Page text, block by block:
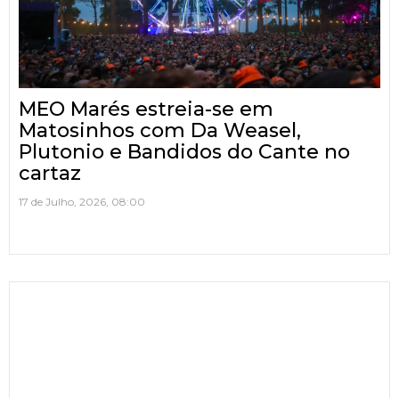
MEO Marés estreia-se em
Matosinhos com Da Weasel,
Plutonio e Bandidos do Cante no
cartaz
17 de Julho, 2026, 08:00